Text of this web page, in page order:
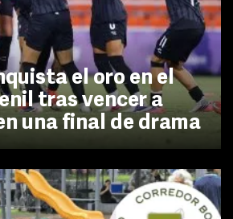
el oro en el
tras vencer a
una final de drama